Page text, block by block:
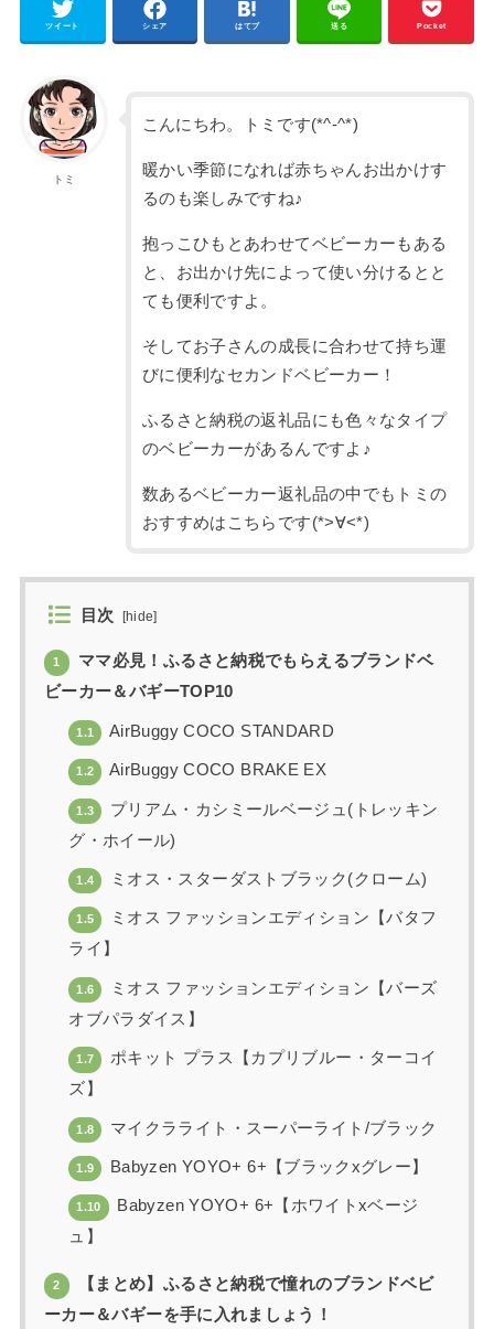
ツイート シェア はてブ 送る Pocket
トミ
こんにちわ。トミです(*^-^*)
暖かい季節になれば赤ちゃんお出かけす
るのも楽しみですね♪
抱っこひもとあわせてベビーカーもある
と、お出かけ先によって使い分けるとと
ても便利ですよ。
そしてお子さんの成長に合わせて持ち運
びに便利なセカンドベビーカー！
ふるさと納税の返礼品にも色々なタイプ
のベビーカーがあるんですよ♪
数あるベビーカー返礼品の中でもトミの
おすすめはこちらです(*>∀<*)
目次 [hide]
1
ママ必見！ふるさと納税でもらえるブランドベ
ビーカー＆バギーTOP10
1.1 AirBuggy COCO STANDARD
1.2 AirBuggy COCO BRAKE EX
1.3
プリアム・カシミールベージュ(トレッキン
グ・ホイール)
1.4 ミオス・スターダストブラック(クローム)
1.5
ミオス ファッションエディション【バタフ
ライ】
1.6
ミオス ファッションエディション【バーズ
オブパラダイス】
1.7
ポキット プラス【カプリブルー・ターコイ
ズ】
1.8 マイクラライト・スーパーライト/ブラック
1.9 Babyzen YOYO+ 6+【ブラックxグレー】
1.10
Babyzen YOYO+ 6+【ホワイトxベージ
ュ】
2
【まとめ】ふるさと納税で憧れのブランドベビ
ーカー＆バギーを手に入れましょう！